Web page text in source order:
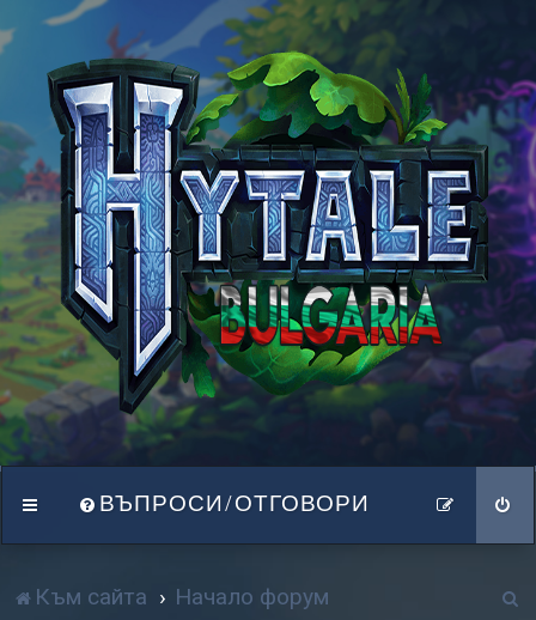
ВЪПРОСИ/ОТГОВОРИ
Към сайта Начало форум